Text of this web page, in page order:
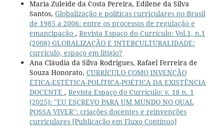
Maria Zuleide da Costa Pereira, Edilene da Silva
Santos, Globalização e políticas curriculares no Brasil
de 1985 a 2006: entre os processos de regulação e
emancipação , Revista Espaço do Currículo: Vol.1, n.1
(2008) GLOBALIZAÇÃO E INTERCULTURALIDADE:
currículo, espaço em litígio?
Ana Cláudia da Silva Rodrigues, Rafael Ferreira de
Souza Honorato, CURRÍCULO COMO INVENÇÃO
ÉTICA-ESTÉTICA-POLÍTICA-POÉTICA DA EXISTÊNCIA
DOCENTE , Revista Espaço do Currículo: v. 18 n. 1
(2025): "EU ESCREVO PARA UM MUNDO NO QUAL
POSSA VIVER": criações docentes e reinvenções
curriculares [Publicação em Fluxo Contínuo]